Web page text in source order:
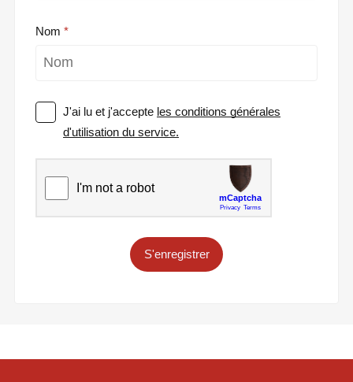
Nom
J'ai lu et j'accepte les conditions générales
d'utilisation du service.
S'enregistrer